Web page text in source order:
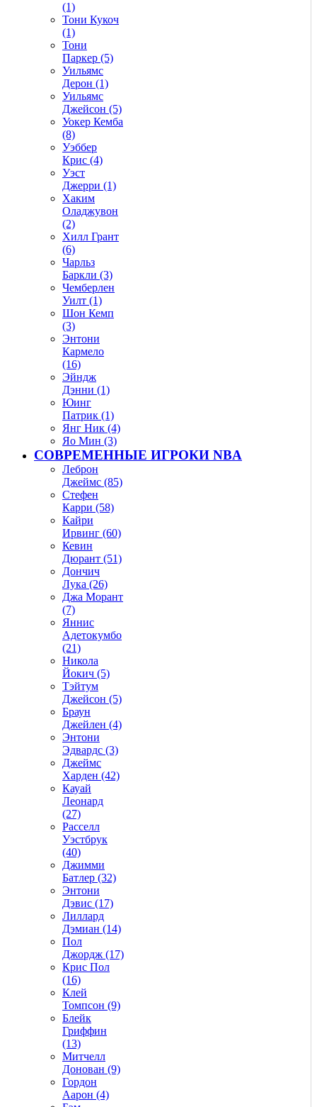
(1)
Тони Кукоч
(1)
Тони
Паркер (5)
Уильямс
Дерон (1)
Уильямс
Джейсон (5)
Уокер Кемба
(8)
Уэббер
Крис (4)
Уэст
Джерри (1)
Хаким
Оладжувон
(2)
Хилл Грант
(6)
Чарльз
Баркли (3)
Чемберлен
Уилт (1)
Шон Кемп
(3)
Энтони
Кармело
(16)
Эйндж
Дэнни (1)
Юинг
Патрик (1)
Янг Ник (4)
Яо Мин (3)
СОВРЕМЕННЫЕ ИГРОКИ NBA
Леброн
Джеймс (85)
Стефен
Карри (58)
Кайри
Ирвинг (60)
Кевин
Дюрант (51)
Дончич
Лука (26)
Джа Морант
(7)
Яннис
Адетокумбо
(21)
Никола
Йокич (5)
Тэйтум
Джейсон (5)
Браун
Джейлен (4)
Энтони
Эдвардс (3)
Джеймс
Харден (42)
Кауай
Леонард
(27)
Расселл
Уэстбрук
(40)
Джимми
Батлер (32)
Энтони
Дэвис (17)
Лиллард
Дэмиан (14)
Пол
Джордж (17)
Крис Пол
(16)
Клей
Томпсон (9)
Блейк
Гриффин
(13)
Митчелл
Донован (9)
Гордон
Аарон (4)